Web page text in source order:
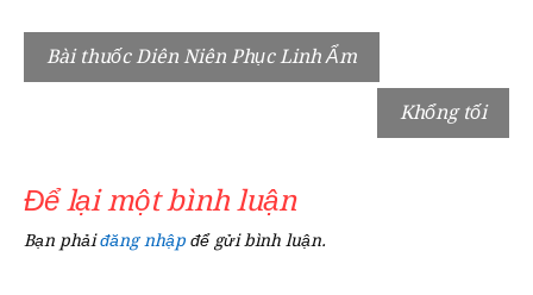
Điều
hướng
Bài thuốc Diên Niên Phục Linh Ẩm
Khổng tối
Để lại một bình luận
Bạn phảiđăng nhập để gửi bình luận.